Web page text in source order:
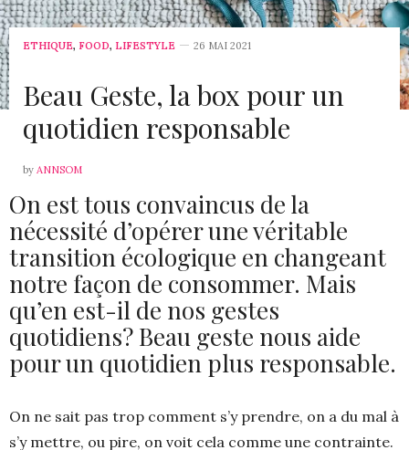
ETHIQUE, FOOD, LIFESTYLE 26 MAI 2021
Beau Geste, la box pour un
quotidien responsable
by ANNSOM
On est tous convaincus de la
nécessité d’opérer une véritable
transition écologique en changeant
notre façon de consommer. Mais
qu’en est-il de nos gestes
quotidiens? Beau geste nous aide
pour un quotidien plus responsable.
On ne sait pas trop comment s’y prendre, on a du mal à
s’y mettre, ou pire, on voit cela comme une contrainte.